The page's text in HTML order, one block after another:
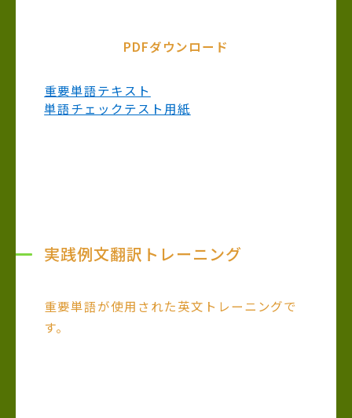
PDFダウンロード
重要単語テキスト
単語チェックテスト用紙
実践例文翻訳トレーニング
重要単語が使用された英文トレーニングで
す。